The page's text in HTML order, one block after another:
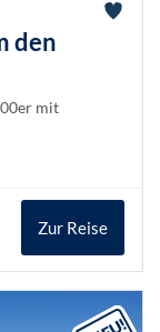
den
mit
Zur Reise